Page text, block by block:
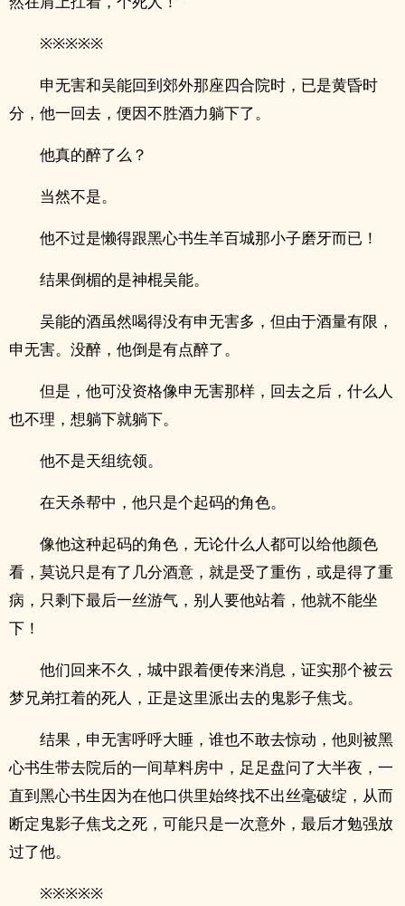
※※※※※
申无害和吴能回到郊外那座四合院时，已是黄昏时
分，他一回去，便因不胜酒力躺下了。
他真的醉了么？
当然不是。
他不过是懒得跟黑心书生羊百城那小子磨牙而已！
结果倒楣的是神棍吴能。
吴能的酒虽然喝得没有申无害多，但由于酒量有限，
申无害。没醉，他倒是有点醉了。
但是，他可没资格像申无害那样，回去之后，什么人
也不理，想躺下就躺下。
他不是天组统领。
在天杀帮中，他只是个起码的角色。
像他这种起码的角色，无论什么人都可以给他颜色
看，莫说只是有了几分酒意，就是受了重伤，或是得了重
病，只剩下最后一丝游气，别人要他站着，他就不能坐
下！
他们回来不久，城中跟着便传来消息，证实那个被云
梦兄弟扛着的死人，正是这里派出去的鬼影子焦戈。
结果，申无害呼呼大睡，谁也不敢去惊动，他则被黑
心书生带去院后的一间草料房中，足足盘问了大半夜，一
直到黑心书生因为在他口供里始终找不出丝毫破绽，从而
断定鬼影子焦戈之死，可能只是一次意外，最后才勉强放
过了他。
※※※※※